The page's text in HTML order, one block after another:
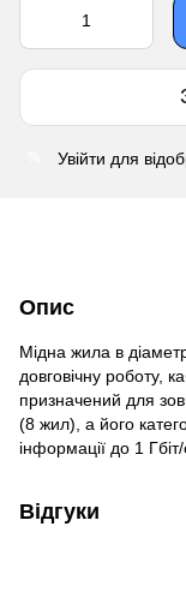
Увійти для
Опис
Мідна жила в
довговічну роботу,
призначений для
(8 жил), а його
інформації до 1
Відгуки